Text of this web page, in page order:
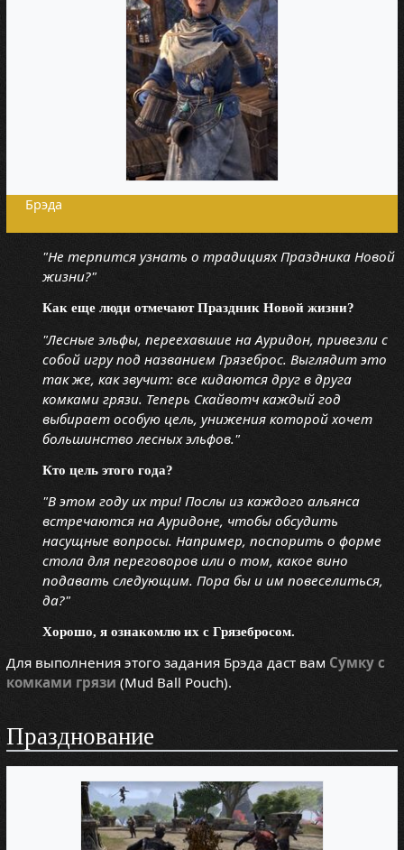
Брэда
"Не терпится узнать о традициях Праздника Новой
жизни?"
Как еще люди отмечают Праздник Новой жизни?
"Лесные эльфы, переехавшие на Ауридон, привезли с
собой игру под названием Грязеброс. Выглядит это
так же, как звучит: все кидаются друг в друга
комками грязи. Теперь Скайвотч каждый год
выбирает особую цель, унижения которой хочет
большинство лесных эльфов."
Кто цель этого года?
"В этом году их три! Послы из каждого альянса
встречаются на Ауридоне, чтобы обсудить
насущные вопросы. Например, поспорить о форме
стола для переговоров или о том, какое вино
подавать следующим. Пора бы и им повеселиться,
да?"
Хорошо, я ознакомлю их с Грязебросом.
Для выполнения этого задания Брэда даст вам Сумку с
комками грязи (Mud Ball Pouch).
Празднование